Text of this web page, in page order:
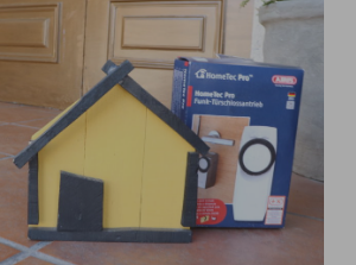
Influencer: Steffido